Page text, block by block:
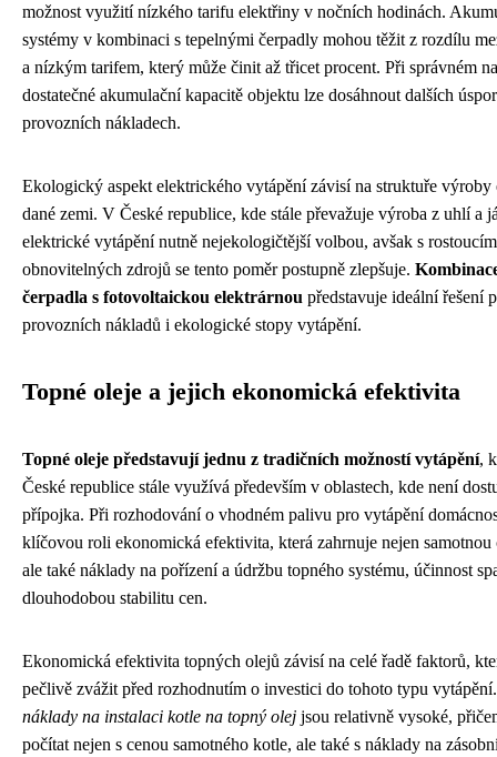
možnost využití nízkého tarifu elektřiny v nočních hodinách.
systémy v kombinaci s tepelnými čerpadly mohou těžit z rozdílu
a nízkým tarifem, který může činit až třicet procent. Při správném
dostatečné akumulační kapacitě objektu lze dosáhnout dalších
provozních nákladech.
Ekologický aspekt elektrického vytápění závisí na struktuře
dané zemi. V České republice, kde stále převažuje výroba z uhlí a
elektrické vytápění nutně nejekologičtější volbou, avšak s
obnovitelných zdrojů se tento poměr postupně zlepšuje.
čerpadla s fotovoltaickou elektrárnou představuje ideální řešení
provozních nákladů i ekologické stopy vytápění.
Topné oleje a jejich ekonomická efektivita
Topné oleje představují jednu z tradičních možností vytápění,
České republice stále využívá především v oblastech, kde není
přípojka. Při rozhodování o vhodném palivu pro vytápění
klíčovou roli ekonomická efektivita, která zahrnuje nejen samotnou
ale také náklady na pořízení a údržbu topného systému, účinnost
dlouhodobou stabilitu cen.
Ekonomická efektivita topných olejů závisí na celé řadě faktorů,
pečlivě zvážit před rozhodnutím o investici do tohoto typu
náklady na instalaci kotle na topný olej jsou relativně vysoké,
počítat nejen s cenou samotného kotle, ale také s náklady na